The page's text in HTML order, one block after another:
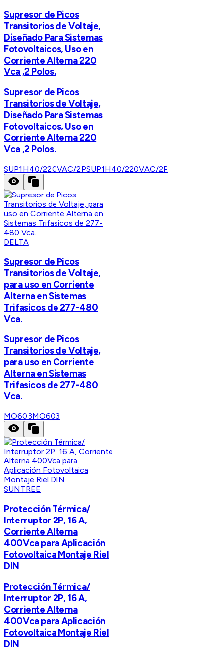
Supresor de Picos
Transitorios de Voltaje,
Diseñado Para Sistemas
Fotovoltaicos, Uso en
Corriente Alterna 220
Vca ,2 Polos.
Supresor de Picos
Transitorios de Voltaje,
Diseñado Para Sistemas
Fotovoltaicos, Uso en
Corriente Alterna 220
Vca ,2 Polos.
SUP1H40/220VAC/2PSUP1H40/220VAC/2P
DELTA
Supresor de Picos
Transitorios de Voltaje,
para uso en Corriente
Alterna en Sistemas
Trifasicos de 277-480
Vca.
Supresor de Picos
Transitorios de Voltaje,
para uso en Corriente
Alterna en Sistemas
Trifasicos de 277-480
Vca.
MO603MO603
SUNTREE
Protección Térmica/
Interruptor 2P, 16 A,
Corriente Alterna
400Vca para Aplicación
Fotovoltaica Montaje Riel
DIN
Protección Térmica/
Interruptor 2P, 16 A,
Corriente Alterna
400Vca para Aplicación
Fotovoltaica Montaje Riel
DIN